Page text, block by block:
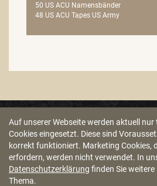
50 US ACU Namensbänder
48 US ACU Tapes US Army
HINWEISGEBERSTELLE AGB
Auf unserer Webseite werden aktuell
Cookies eingesetzt. Diese sind
korrekt funktioniert. Marketing Cookies,
erfordern, werden nicht verwendet. In
Datenschutzerklärung finden Sie
Thema.